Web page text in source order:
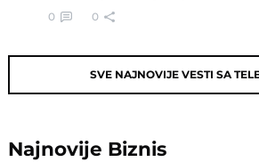
0 0
SVE NAJNOVIJE VESTI SA
Najnovije Biznis